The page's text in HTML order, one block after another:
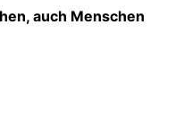
auch Menschen